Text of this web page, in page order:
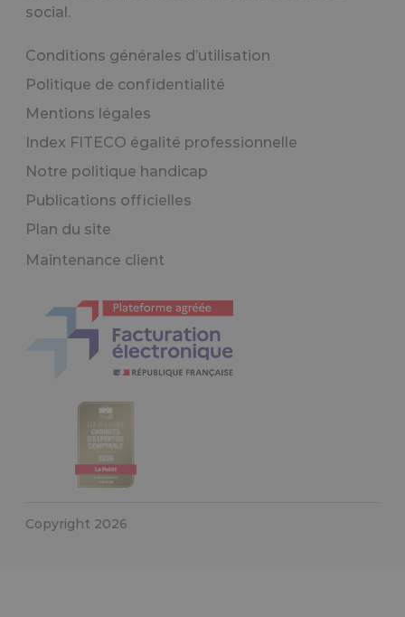
social.
Conditions générales d’utilisation
Politique de confidentialité
Mentions légales
Index FITECO égalité professionnelle
Notre politique handicap
Publications officielles
Plan du site
Maintenance client
Copyright 2026